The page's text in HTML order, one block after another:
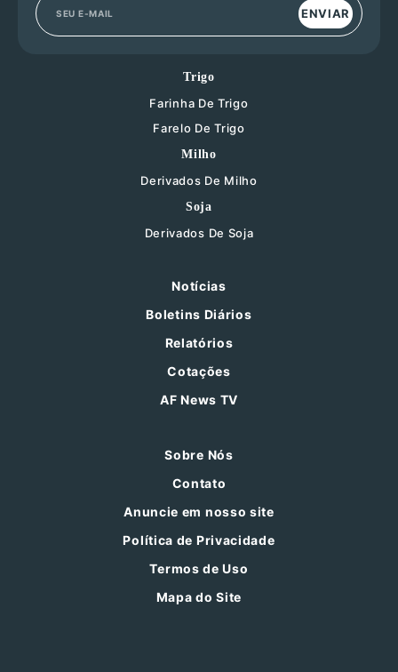
ENVIAR
Trigo
Farinha De Trigo
Farelo De Trigo
Milho
Derivados De Milho
Soja
Derivados De Soja
Notícias
Boletins Diários
Relatórios
Cotações
AF News TV
Sobre Nós
Contato
Anuncie em nosso site
Política de Privacidade
Termos de Uso
Mapa do Site